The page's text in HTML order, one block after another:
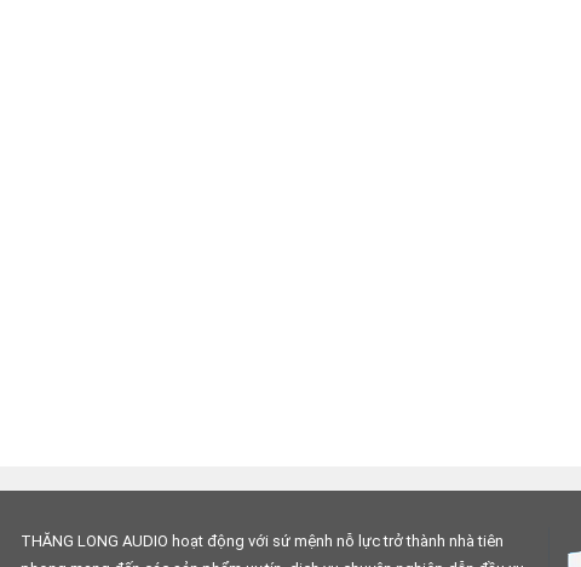
THĂNG LONG AUDIO hoạt động với sứ mệnh nỗ lực trở thành nhà tiên